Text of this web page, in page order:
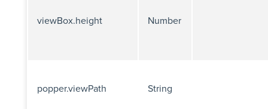
viewBox.height Number
popper.viewPath String